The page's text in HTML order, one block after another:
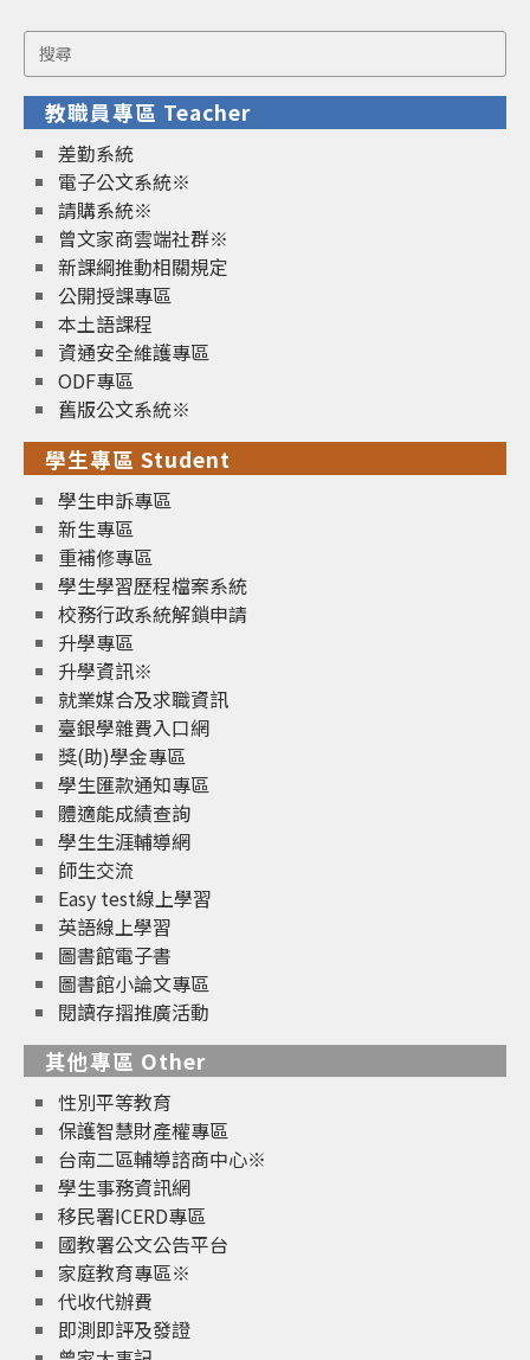
Search
for:
教職員專區 Teacher
差勤系統
電子公文系統※
請購系統※
曾文家商雲端社群※
新課綱推動相關規定
公開授課專區
本土語課程
資通安全維護專區
ODF專區
舊版公文系統※
學生專區 Student
學生申訴專區
新生專區
重補修專區
學生學習歷程檔案系統
校務行政系統解鎖申請
升學專區
升學資訊※
就業媒合及求職資訊
臺銀學雜費入口網
獎(助)學金專區
學生匯款通知專區
體適能成績查詢
學生生涯輔導網
師生交流
Easy test線上學習
英語線上學習
圖書館電子書
圖書館小論文專區
閱讀存摺推廣活動
其他專區 Other
性別平等教育
保護智慧財產權專區
台南二區輔導諮商中心※
學生事務資訊網
移民署ICERD專區
國教署公文公告平台
家庭教育專區※
代收代辦費
即測即評及發證